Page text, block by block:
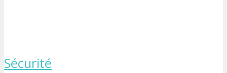
Sécurité